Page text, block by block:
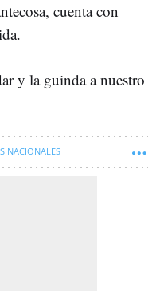
cuenta con
y la guinda a nuestro
NACIONALES